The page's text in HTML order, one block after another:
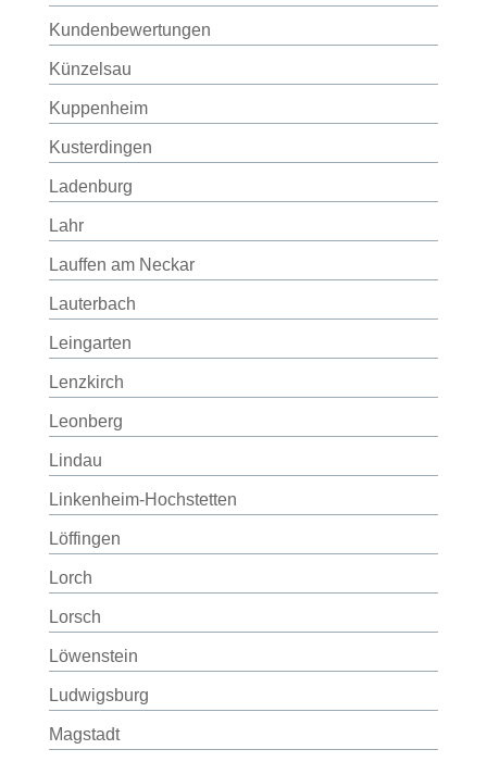
Kundenbewertungen
Künzelsau
Kuppenheim
Kusterdingen
Ladenburg
Lahr
Lauffen am Neckar
Lauterbach
Leingarten
Lenzkirch
Leonberg
Lindau
Linkenheim-Hochstetten
Löffingen
Lorch
Lorsch
Löwenstein
Ludwigsburg
Magstadt